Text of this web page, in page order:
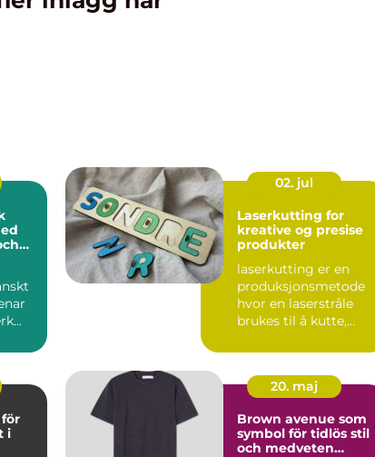
02. jul
Laserkutting for
kreative og presise
produkter
laserkutting er en
produksjonsmetode
hvor en laserstråle
brukes til å kutte,
uli...
i
20. maj
Brown avenue som
symbol för tidlös stil
och medveten